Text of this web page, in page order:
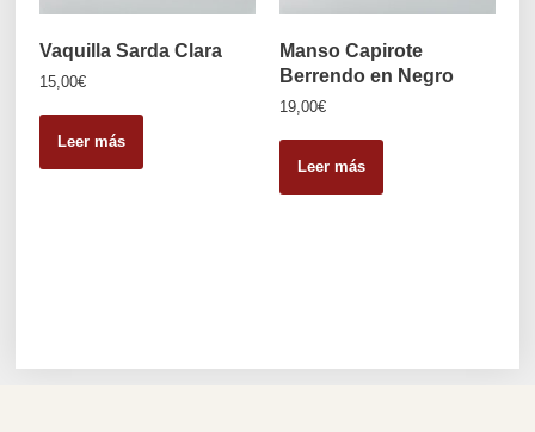
Vaquilla Sarda Clara
15,00€
Leer más
Manso Capirote
Berrendo en Negro
19,00€
Leer más